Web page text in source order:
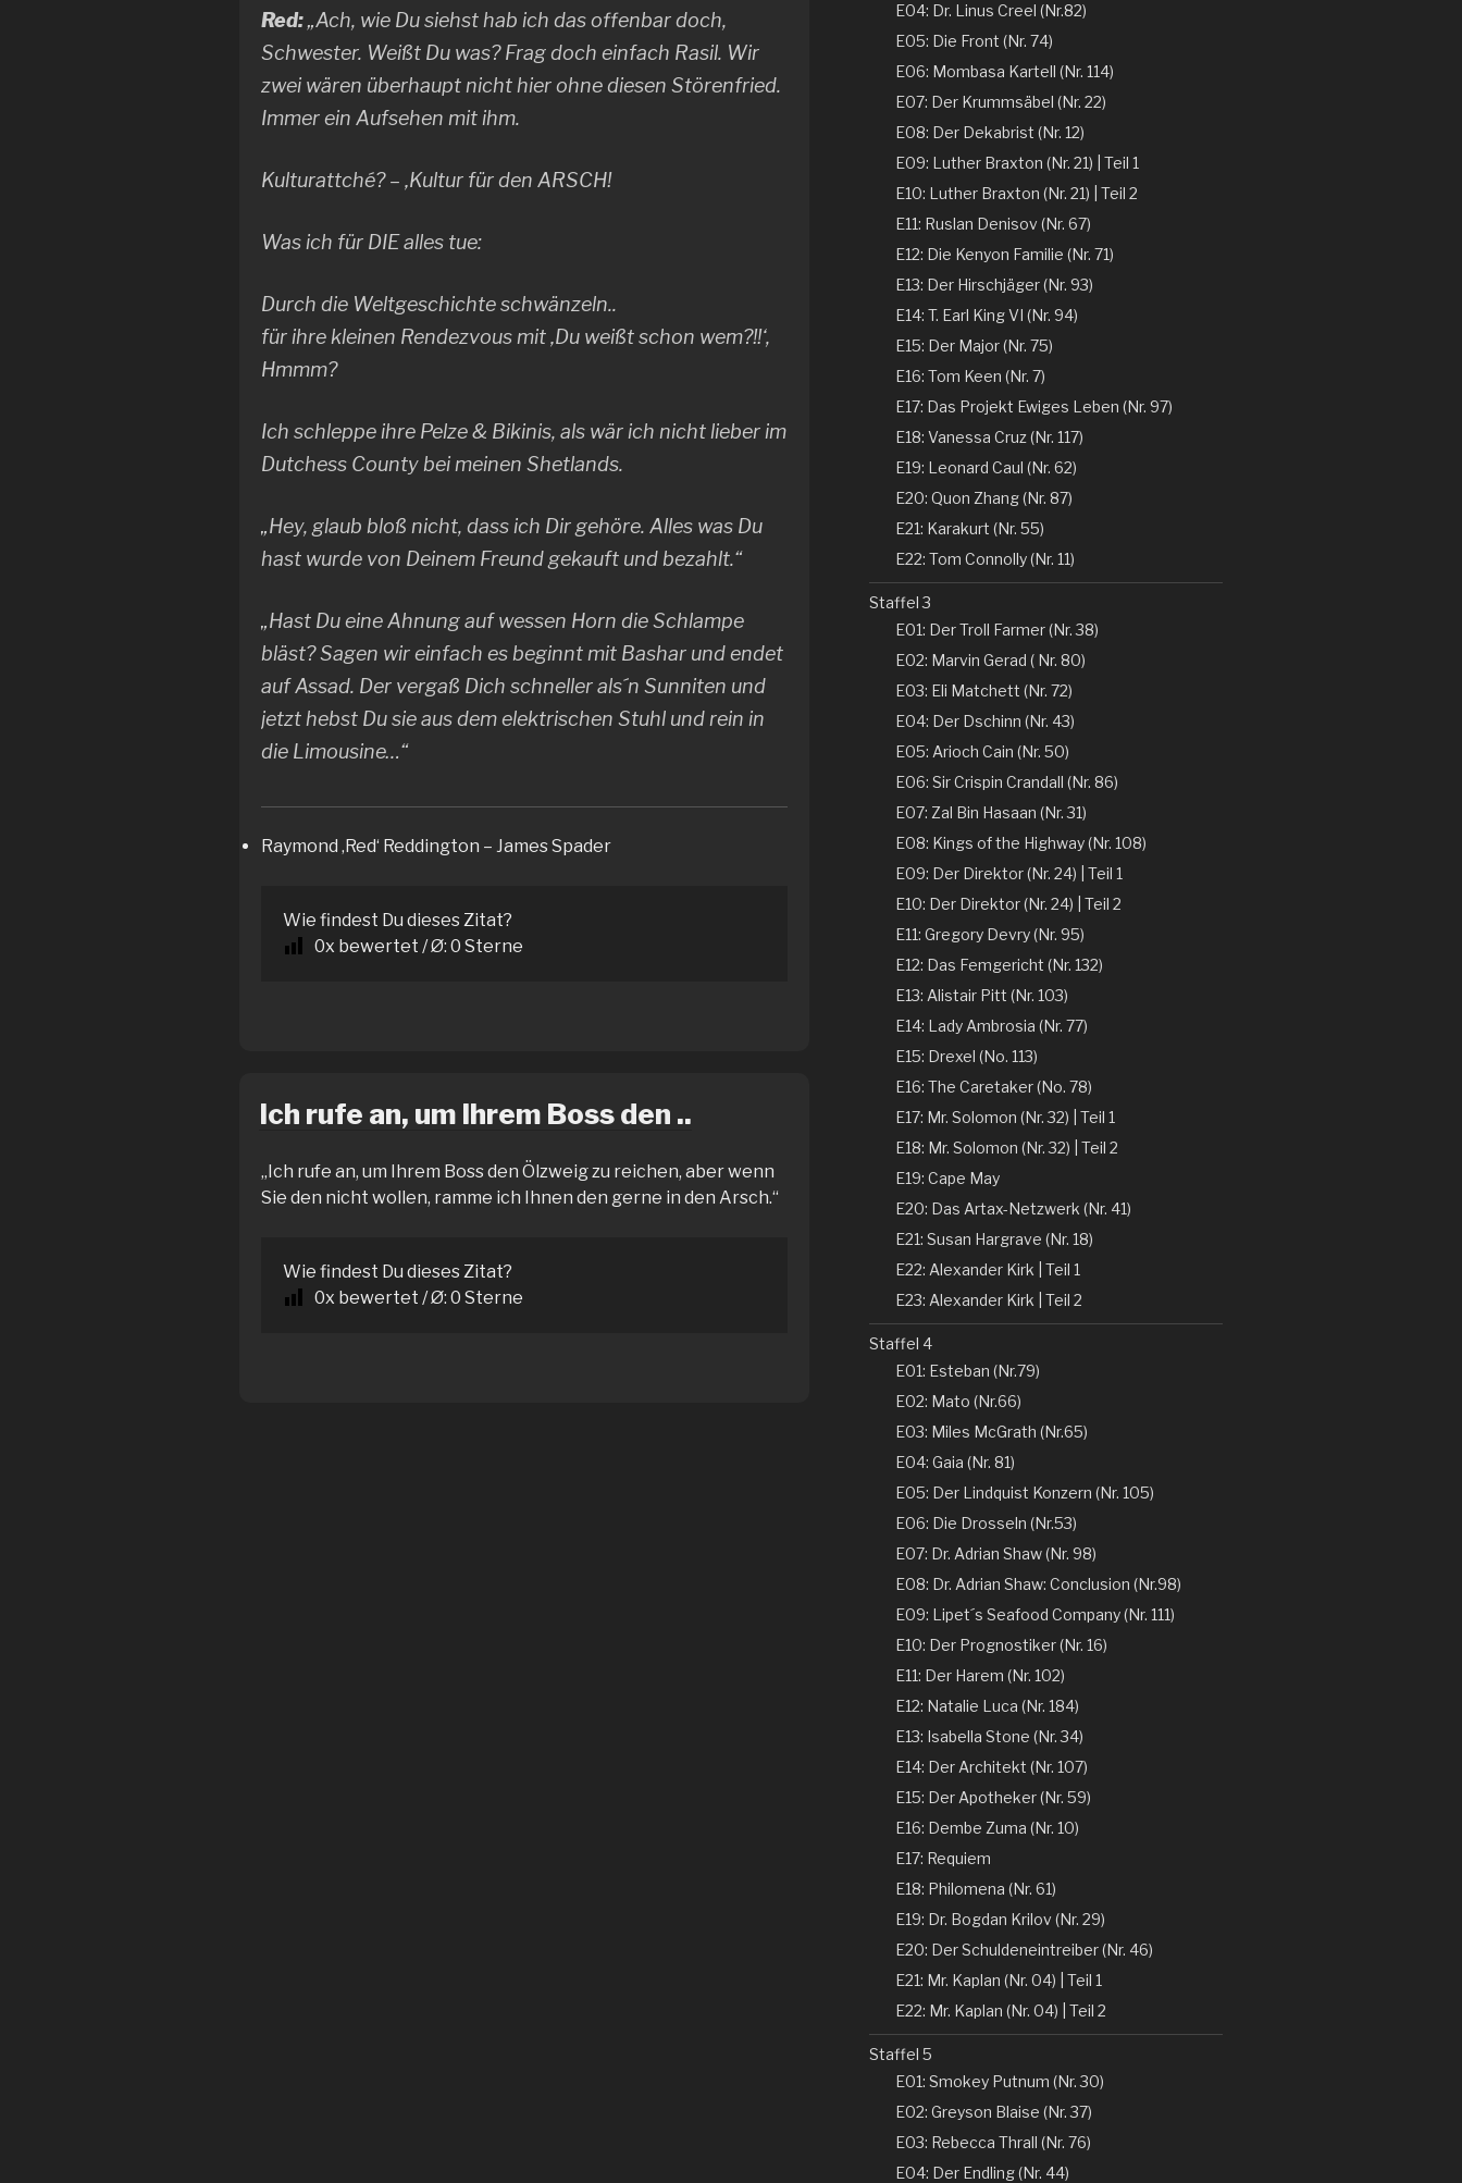
Red:„Ach, wie Du siehst hab ich das offenbar doch,
Schwester. Weißt Du was? Frag doch einfach Rasil. Wir
zwei wären überhaupt nicht hier ohne diesen Störenfried.
Immer ein Aufsehen mit ihm.
Kulturattché? – ‚Kultur für den ARSCH!
Was ich für DIE alles tue:
Durch die Weltgeschichte schwänzeln..
für ihre kleinen Rendezvous mit ‚Du weißt schon wem?!!‘,
Hmmm?
Ich schleppe ihre Pelze & Bikinis, als wär ich nicht lieber im
Dutchess County bei meinen Shetlands.
„Hey, glaub bloß nicht, dass ich Dir gehöre. Alles was Du
hast wurde von Deinem Freund gekauft und bezahlt.“
„Hast Du eine Ahnung auf wessen Horn die Schlampe
bläst? Sagen wir einfach es beginnt mit Bashar und endet
auf Assad. Der vergaß Dich schneller als´n Sunniten und
jetzt hebst Du sie aus dem elektrischen Stuhl und rein in
die Limousine…“
Raymond ‚Red‘ Reddington – James Spader
Wie findest Du dieses Zitat?
0x bewertet / Ø: 0 Sterne
Ich rufe an, um Ihrem Boss den ..
„Ich rufe an, um Ihrem Boss den Ölzweig zu reichen, aber wenn
Sie den nicht wollen, ramme ich Ihnen den gerne in den Arsch.“
Wie findest Du dieses Zitat?
0x bewertet / Ø: 0 Sterne
E04: Dr. Linus Creel (Nr.82)
E05: Die Front (Nr. 74)
E06: Mombasa Kartell (Nr. 114)
E07: Der Krummsäbel (Nr. 22)
E08: Der Dekabrist (Nr. 12)
E09: Luther Braxton (Nr. 21) | Teil 1
E10: Luther Braxton (Nr. 21) | Teil 2
E11: Ruslan Denisov (Nr. 67)
E12: Die Kenyon Familie (Nr. 71)
E13: Der Hirschjäger (Nr. 93)
E14: T. Earl King VI (Nr. 94)
E15: Der Major (Nr. 75)
E16: Tom Keen (Nr. 7)
E17: Das Projekt Ewiges Leben (Nr. 97)
E18: Vanessa Cruz (Nr. 117)
E19: Leonard Caul (Nr. 62)
E20: Quon Zhang (Nr. 87)
E21: Karakurt (Nr. 55)
E22: Tom Connolly (Nr. 11)
Staffel 3
E01: Der Troll Farmer (Nr. 38)
E02: Marvin Gerad ( Nr. 80)
E03: Eli Matchett (Nr. 72)
E04: Der Dschinn (Nr. 43)
E05: Arioch Cain (Nr. 50)
E06: Sir Crispin Crandall (Nr. 86)
E07: Zal Bin Hasaan (Nr. 31)
E08: Kings of the Highway (Nr. 108)
E09: Der Direktor (Nr. 24) | Teil 1
E10: Der Direktor (Nr. 24) | Teil 2
E11: Gregory Devry (Nr. 95)
E12: Das Femgericht (Nr. 132)
E13: Alistair Pitt (Nr. 103)
E14: Lady Ambrosia (Nr. 77)
E15: Drexel (No. 113)
E16: The Caretaker (No. 78)
E17: Mr. Solomon (Nr. 32) | Teil 1
E18: Mr. Solomon (Nr. 32) | Teil 2
E19: Cape May
E20: Das Artax-Netzwerk (Nr. 41)
E21: Susan Hargrave (Nr. 18)
E22: Alexander Kirk | Teil 1
E23: Alexander Kirk | Teil 2
Staffel 4
E01: Esteban (Nr.79)
E02: Mato (Nr.66)
E03: Miles McGrath (Nr.65)
E04: Gaia (Nr. 81)
E05: Der Lindquist Konzern (Nr. 105)
E06: Die Drosseln (Nr.53)
E07: Dr. Adrian Shaw (Nr. 98)
E08: Dr. Adrian Shaw: Conclusion (Nr.98)
E09: Lipet´s Seafood Company (Nr. 111)
E10: Der Prognostiker (Nr. 16)
E11: Der Harem (Nr. 102)
E12: Natalie Luca (Nr. 184)
E13: Isabella Stone (Nr. 34)
E14: Der Architekt (Nr. 107)
E15: Der Apotheker (Nr. 59)
E16: Dembe Zuma (Nr. 10)
E17: Requiem
E18: Philomena (Nr. 61)
E19: Dr. Bogdan Krilov (Nr. 29)
E20: Der Schuldeneintreiber (Nr. 46)
E21: Mr. Kaplan (Nr. 04) | Teil 1
E22: Mr. Kaplan (Nr. 04) | Teil 2
Staffel 5
E01: Smokey Putnum (Nr. 30)
E02: Greyson Blaise (Nr. 37)
E03: Rebecca Thrall (Nr. 76)
E04: Der Endling (Nr. 44)